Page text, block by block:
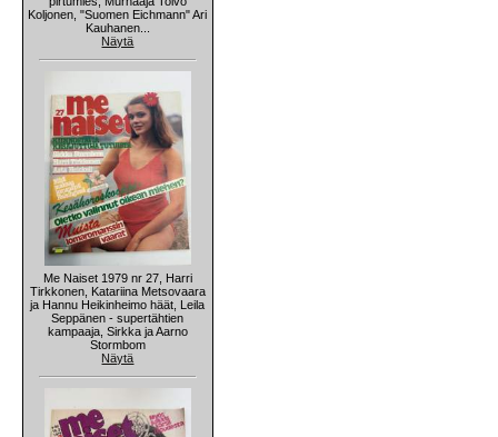
Koljonen, "Suomen Eichmann" Ari
Kauhanen...
Näytä
Me Naiset 1979 nr 27, Harri
Tirkkonen, Katariina Metsovaara
ja Hannu Heikinheimo häät, Leila
Seppänen - supertähtien
kampaaja, Sirkka ja Aarno
Stormbom
Näytä